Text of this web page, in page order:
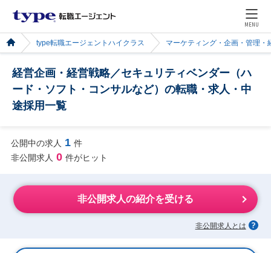
MENU
type転職エージェントハイクラス マーケティング・企画・管理・
経営企画・経営戦略／セキュリティベンダー（ハ
ード・ソフト・コンサルなど）の転職・求人・中
途採用一覧
公開中の求人 1 件
非公開求人 0 件がヒット
非公開求人の紹介を受ける
非公開求人とは